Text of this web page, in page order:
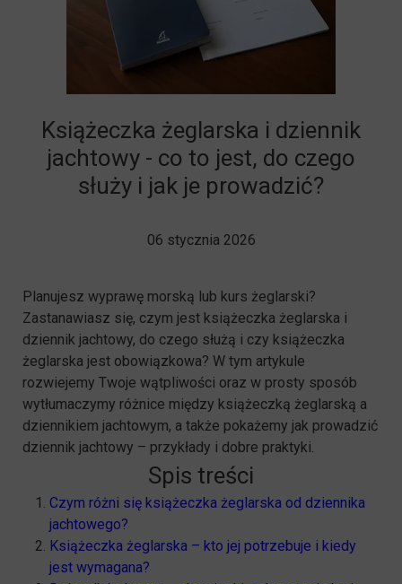
06 stycznia 2026
Książeczka żeglarska i dziennik
jachtowy - co to jest, do czego
służy i jak je prowadzić?
Planujesz wyprawę morską lub kurs żeglarski?
Zastanawiasz się, czym jest książeczka żeglarska i
dziennik jachtowy, do czego służą i czy książeczka
żeglarska jest obowiązkowa? W tym artykule
rozwiejemy Twoje wątpliwości oraz w prosty sposób
wytłumaczymy różnice między książeczką żeglarską a
dziennikiem jachtowym, a także pokażemy jak prowadzić
dziennik jachtowy – przykłady i dobre praktyki.
Spis treści
Czym różni się książeczka żeglarska od dziennika
jachtowego?
Książeczka żeglarska – kto jej potrzebuje i kiedy
jest wymagana?